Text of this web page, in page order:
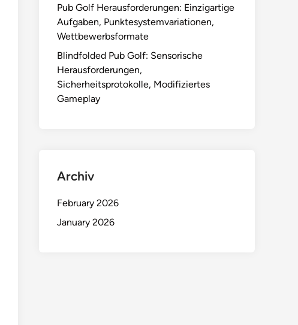
Pub Golf Herausforderungen: Einzigartige
Aufgaben, Punktesystemvariationen,
Wettbewerbsformate
Blindfolded Pub Golf: Sensorische
Herausforderungen,
Sicherheitsprotokolle, Modifiziertes
Gameplay
Archiv
February 2026
January 2026